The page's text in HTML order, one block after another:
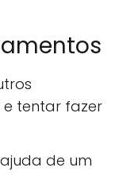
tentar fazer
de um